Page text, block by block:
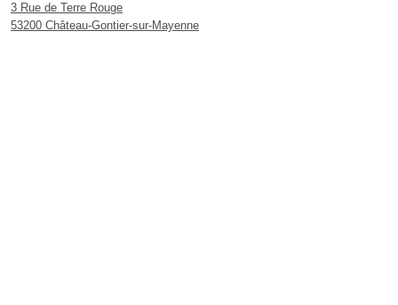
3 Rue de Terre Rouge
53200 Château-Gontier-sur-Mayenne